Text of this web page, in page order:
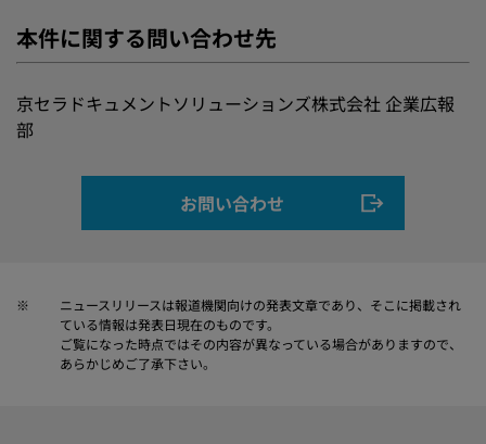
本件に関する問い合わせ先
京セラドキュメントソリューションズ株式会社 企業広報
部
お問い合わせ
※
ニュースリリースは報道機関向けの発表文章であり、そこに掲載され
ている情報は発表日現在のものです。
ご覧になった時点ではその内容が異なっている場合がありますので、
あらかじめご了承下さい。